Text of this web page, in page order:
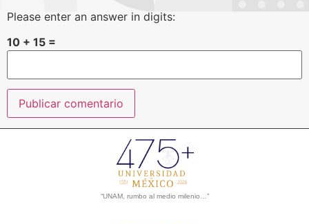
Please enter an answer in digits:
10 + 15 =
“UNAM, rumbo al medio milenio…”